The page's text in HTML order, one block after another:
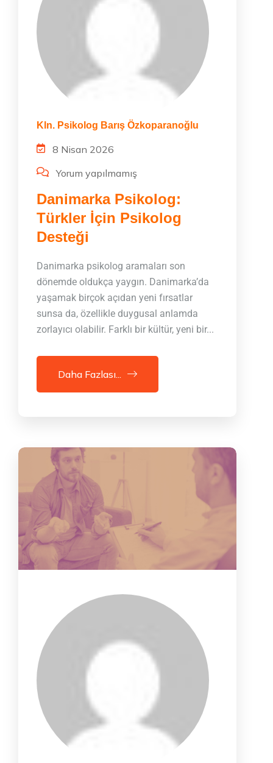
Kln. Psikolog Barış Özkoparanoğlu
8 Nisan 2026
Yorum yapılmamış
Danimarka Psikolog:
Türkler İçin Psikolog
Desteği
Danimarka psikolog aramaları son
dönemde oldukça yaygın. Danimarka’da
yaşamak birçok açıdan yeni fırsatlar
sunsa da, özellikle duygusal anlamda
zorlayıcı olabilir. Farklı bir kültür, yeni bir...
Daha Fazlası...